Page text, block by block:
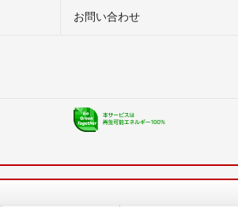
お問い合わせ